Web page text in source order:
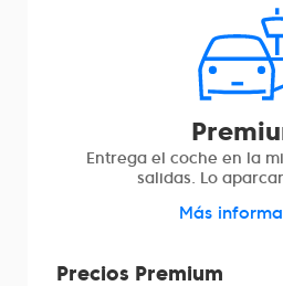
Entrega el coche en la
salidas. Lo
Más
Precios Premium